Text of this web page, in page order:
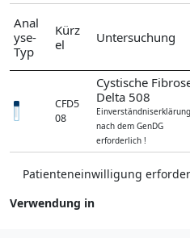
Anal
yse-
Typ
Kürz
el
Untersuchung
CFD5
08
Cystische
Delta 508
Einverständniserklärung
nach dem GenDG
erforderlich !
Patienteneinwilligung
Verwendung in